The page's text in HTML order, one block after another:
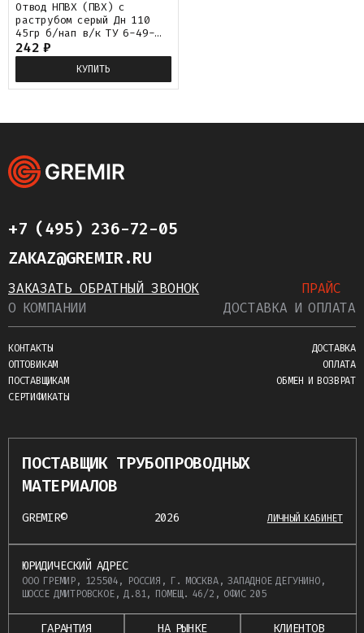
Отвод НПВХ (ПВХ) с
раструбом серый Дн 110
45гр б/нап в/к ТУ 6-49-
33-92 Хемкор
242 ₽
КУПИТЬ
+7 (495) 236-72-05
ZAKAZ@GREMIR.RU
ЗАКАЗАТЬ ОБРАТНЫЙ ЗВОНОК
ПРАЙС
О КОМПАНИИ
КОНТАКТЫ
ОПТОВИКАМ
ПОСТАВЩИКАМ
СЕРТИФИКАТЫ
ДОСТАВКА И ОПЛАТА
ДОСТАВКА
ОПЛАТА
ОБМЕН И ВОЗВРАТ
ПОСТАВЩИК ТРУБОПРОВОДНЫХ
МАТЕРИАЛОВ
GREMIR© 2026 ЛИЧНЫЙ КАБИНЕТ
ЮРИДИЧЕСКИЙ АДРЕС
ООО ГРЕМИР, 125504, РОССИЯ, Г. МОСКВА, ЗАПАДНОЕ ДЕГУНИНО,
ШОССЕ ДМИТРОВСКОЕ, Д.81, ПОМЕЩ. 46/2, ОФИС 205
ГАРАНТИЯ НА РЫНКЕ КЛИЕНТОВ